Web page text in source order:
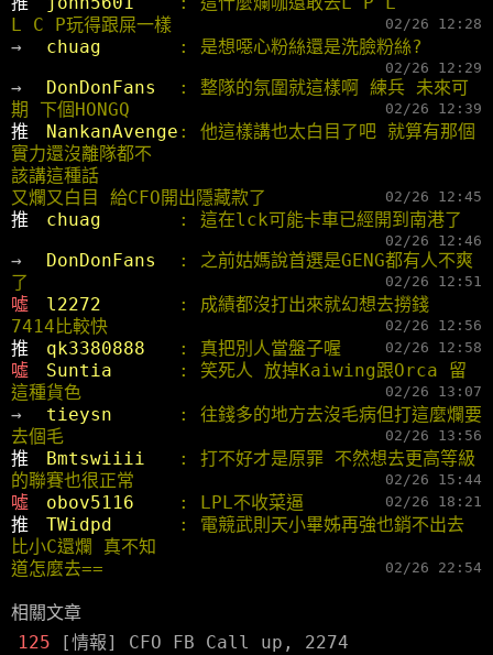
L C P玩得跟屎一樣
02/26 12:28
→ chuag : 是想噁心粉絲還是洗臉粉絲?
02/26 12:29
→ DonDonFans
: 整隊的氛圍就這樣啊 練兵 未來可
期 下個HONGQ
02/26 12:39
推 NankanAvenge : 他這樣講也太白目了吧 就算有那個
實力還沒離隊都不
該講這種話
又爛又白目 給CFO開出隱藏款了
02/26 12:45
推 chuag : 這在lck可能卡車已經開到南港了
02/26 12:46
→ DonDonFans
: 之前姑媽說首選是GENG都有人不爽
了
02/26 12:51
噓 l2272
: 成績都沒打出來就幻想去撈錢
7414比較快
02/26 12:56
推 qk3380888 : 真把別人當盤子喔 02/26 12:58
噓 Suntia
: 笑死人 放掉Kaiwing跟Orca 留
這種貨色
02/26 13:07
→ tieysn
: 往錢多的地方去沒毛病但打這麼爛要
去個毛
02/26 13:56
推 Bmtswiiii
: 打不好才是原罪 不然想去更高等級
的聯賽也很正常
02/26 15:44
噓 obov5116 : LPL不收菜逼 02/26 18:21
推 TWidpd
: 電競武則天小畢姊再強也銷不出去
比小C還爛 真不知
道怎麼去==
02/26 22:54
相關文章
125
[情報] CFO FB Call up, 2274